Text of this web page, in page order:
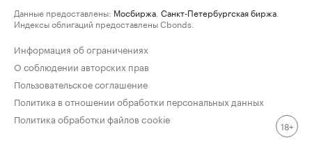
Данные предоставлены: Мосбиржа Санкт-Петербургская биржа
Индексы облигаций предоставлены Cbonds.
Информация об ограничениях
О соблюдении авторских прав
Пользовательское соглашение
Политика в отношении обработки персональных данных
Политика обработки файлов cookie
18+